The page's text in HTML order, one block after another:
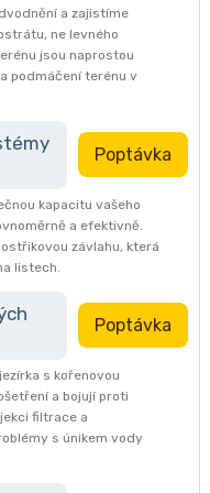
a zajistíme
ne levného
jsou naprostou
podmáčení terénu v
Poptávka
kapacitu vašeho
a efektivně.
závlahu, která
listech.
Poptávka
s kořenovou
a bojují proti
filtrace a
s únikem vody